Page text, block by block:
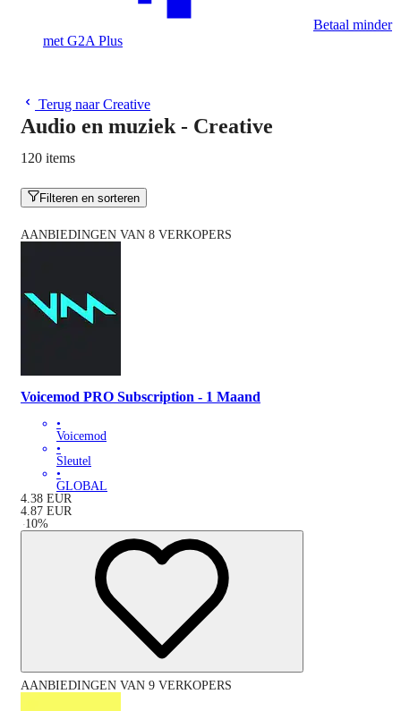
Betaal minder
met G2A Plus
Terug naar Creative
Audio en muziek - Creative
120 items
Filteren en sorteren
AANBIEDINGEN VAN 8 VERKOPERS
Voicemod PRO Subscription - 1 Maand
•
Voicemod
•
Sleutel
•
GLOBAL
4.38 EUR
4.87 EUR
-10%
AANBIEDINGEN VAN 9 VERKOPERS